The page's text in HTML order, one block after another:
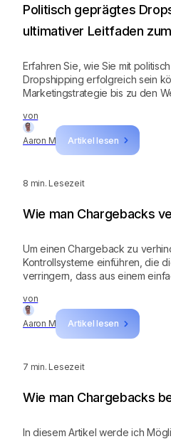
von
Aaron M Artikel lesen
Politisch geprägtes
ultimativer Leitfaden
Erfahren Sie, wie Sie mit
Dropshipping erfolgreich sein
Marketingstrategie bis zu den
8 min. Lesezeit
von
Aaron M Artikel lesen
Wie man Chargebacks
Um einen Chargeback zu
Kontrollsysteme einführen, die
verringern, dass aus einem
7 min. Lesezeit
Wie man Chargebacks
In diesem Artikel werde ich